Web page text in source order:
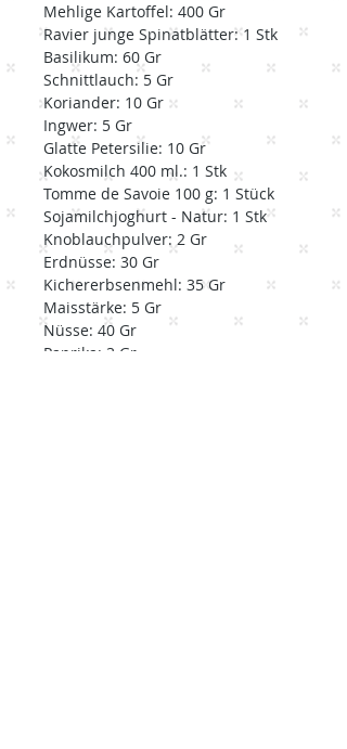
Mehlige Kartoffel: 400 Gr
Ravier junge Spinatblätter: 1 Stk
Basilikum: 60 Gr
Schnittlauch: 5 Gr
Koriander: 10 Gr
Ingwer: 5 Gr
Glatte Petersilie: 10 Gr
Kokosmilch 400 ml.: 1 Stk
Tomme de Savoie 100 g: 1 Stück
Sojamilchjoghurt - Natur: 1 Stk
Knoblauchpulver: 2 Gr
Erdnüsse: 30 Gr
Kichererbsenmehl: 35 Gr
Maisstärke: 5 Gr
Nüsse: 40 Gr
Paprika: 3 Gr